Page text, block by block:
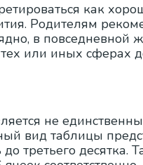
как
Родителям
в повседневной
или иных сферах
не
вид таблицы
третьего